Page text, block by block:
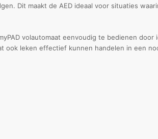
Dit maakt de AED ideaal voor situaties
volautomaat eenvoudig te bedienen door
ook leken effectief kunnen handelen in een